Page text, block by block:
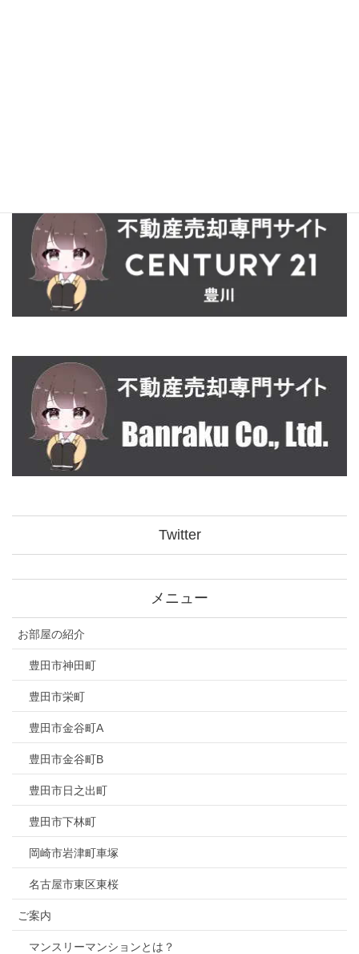
Twitter
メニュー
お部屋の紹介
豊田市神田町
豊田市栄町
豊田市金谷町A
豊田市金谷町B
豊田市日之出町
豊田市下林町
岡崎市岩津町車塚
名古屋市東区東桜
ご案内
マンスリーマンションとは？